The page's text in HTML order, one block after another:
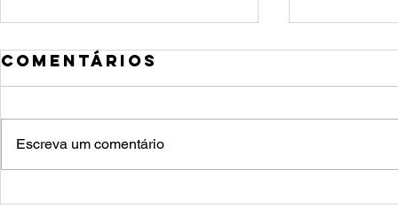
10 formas de
Comentários
Escreva um comentário